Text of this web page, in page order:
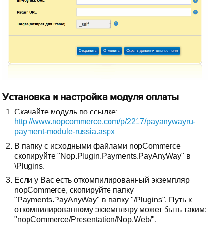
Установка и настройка модуля оплаты
Скачайте модуль по ссылке:
http://www.nopcommerce.com/p/2217/payanywayru-
payment-module-russia.aspx
В папку с исходными файлами nopCommerce
скопируйте "Nop.Plugin.Payments.PayAnyWay" в
\Plugins.
Если у Вас есть откомпилированный экземпляр
nopCommerce, скопируйте папку
"Payments.PayAnyWay" в папку "/Plugins". Путь к
откомпилированному экземпляру может быть таким:
"nopCommerce/Presentation/Nop.Web/".